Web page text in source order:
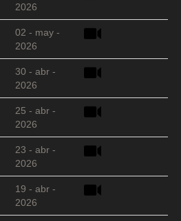
2026
02 - may -
2026
30 - abr -
2026
25 - abr -
2026
23 - abr -
2026
19 - abr -
2026